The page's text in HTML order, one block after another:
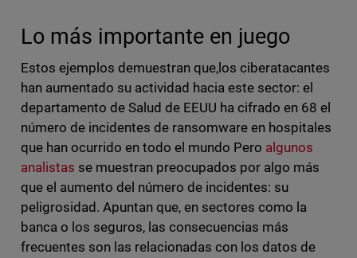
Lo más importante en juego
Estos ejemplos demuestran que,los ciberatacantes
han aumentado su actividad hacia este sector: el
departamento de Salud de EEUU ha cifrado en 68 el
número de incidentes de ransomware en hospitales
que han ocurrido en todo el mundo Pero algunos
analistas se muestran preocupados por algo más
que el aumento del número de incidentes: su
peligrosidad. Apuntan que, en sectores como la
banca o los seguros, las consecuencias más
frecuentes son las relacionadas con los datos de